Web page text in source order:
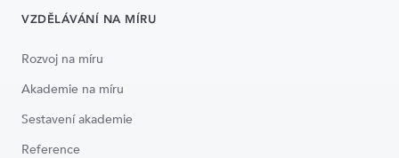
VZDĚLÁVÁNÍ NA MÍRU
Rozvoj na míru
Akademie na míru
Sestavení akademie
Reference